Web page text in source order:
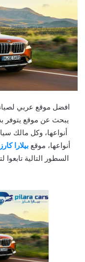
افضل موقع عربي
يبحث عن موقع يتوفر
أنواعها، وكل مالك
أنواعها، موقع بيلارا كارز
السطور التالية